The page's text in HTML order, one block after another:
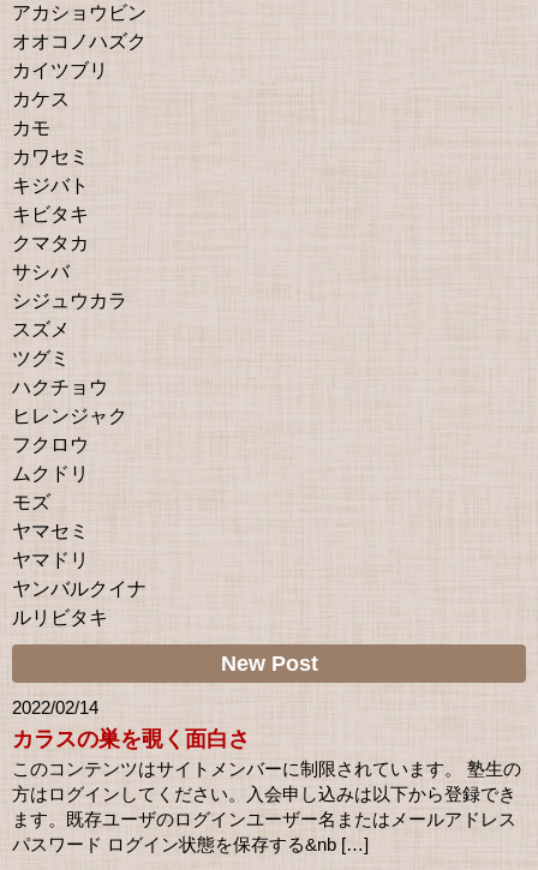
アカショウビン
オオコノハズク
カイツブリ
カケス
カモ
カワセミ
キジバト
キビタキ
クマタカ
サシバ
シジュウカラ
スズメ
ツグミ
ハクチョウ
ヒレンジャク
フクロウ
ムクドリ
モズ
ヤマセミ
ヤマドリ
ヤンバルクイナ
ルリビタキ
New Post
2022/02/14
カラスの巣を覗く面白さ
このコンテンツはサイトメンバーに制限されています。 塾生の
方はログインしてください。入会申し込みは以下から登録でき
ます。既存ユーザのログインユーザー名またはメールアドレス
パスワード ログイン状態を保存する&nb […]